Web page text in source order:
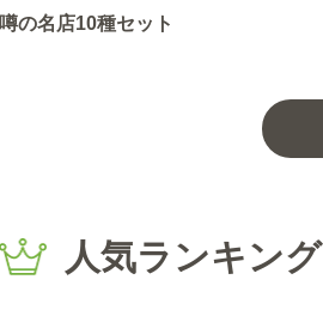
噂の名店10種セット
人気ランキング